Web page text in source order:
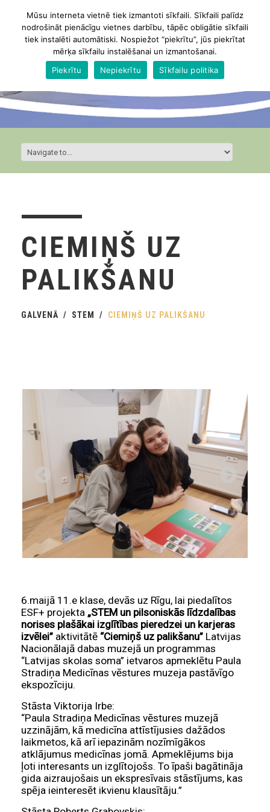
CIEMIŅŠ UZ
PALIKŠANU
GALVENĀ STEM CIEMIŅŠ UZ PALIKŠANU
6.maijā 11.e klase, devās uz Rīgu, lai piedalītos
ESF+ projekta „STEM un pilsoniskās līdzdalības
norises plašākai izglītības pieredzei un karjeras
izvēlei” aktivitātē “Ciemiņš uz palikšanu” Latvijas
Nacionālajā dabas muzejā un programmas
“Latvijas skolas soma” ietvaros apmeklētu Paula
Stradiņa Medicīnas vēstures muzeja pastāvīgo
ekspozīciju.
Stāsta Viktorija Irbe:
“Paula Stradiņa Medicīnas vēstures muzejā
uzzinājām, kā medicīna attīstījusies dažādos
laikmetos, kā arī iepazinām nozīmīgākos
atklājumus medicīnas jomā. Apmeklējums bija
ļoti interesants un izglītojošs. To īpaši bagātināja
gida aizraujošais un ekspresīvais stāstījums, kas
spēja ieinteresēt ikvienu klausītāju.”
Mūsu interneta vietnē tiek izmantoti sīkfaili. Sīkfaili palīdz
nodrošināt pienācīgu vietnes darbību, tāpēc obligātie sīkfaili
tiek instalēti automātiski. Nospiežot “piekrītu”, jūs piekrītat
mērķa sīkfailu instalēšanai un izmantošanai.
Piekrītu
Nepiekrītu Sīkfailu politika